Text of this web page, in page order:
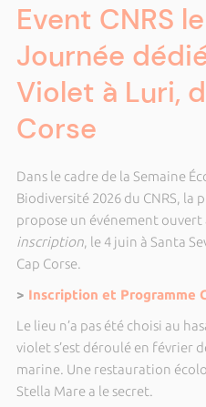
Event CNRS
Journée
Violet à Luri,
Corse
Dans le cadre de la Semaine
Biodiversité 2026 du CNRS, la
propose un événement ouvert
inscription, le 4 juin à Santa
Cap Corse.
> Inscription et Programme
Le lieu n’a pas été choisi au
violet s’est déroulé en février
marine. Une restauration
Stella Mare a le secret.